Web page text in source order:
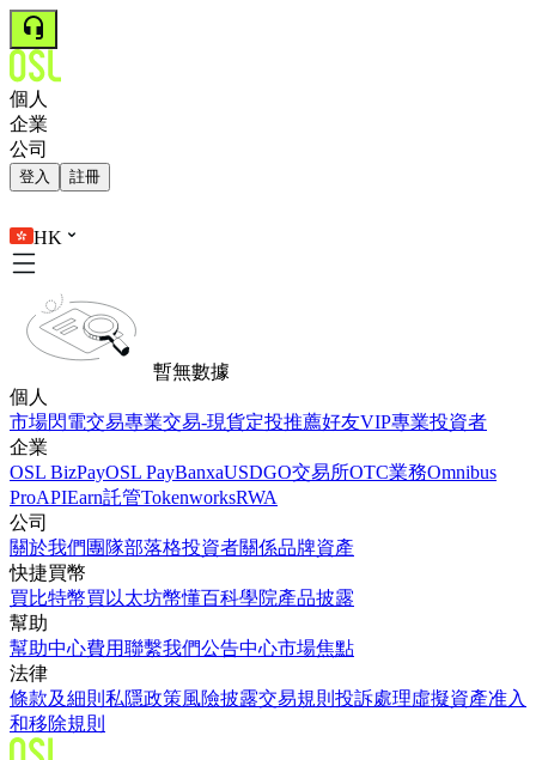
個人
企業
公司
登入 註冊
HK
暫無數據
個人
市場閃電交易專業交易-現貨定投推薦好友VIP專業投資者
企業
OSL BizPayOSL PayBanxaUSDGO交易所OTC業務Omnibus
ProAPIEarn託管TokenworksRWA
公司
關於我們 團隊部落格投資者關係品牌資產
快捷買幣
買比特幣買以太坊幣懂百科學院產品披露
幫助
幫助中心費用聯繫我們公告中心市場焦點
法律
條款及細則 私隱政策風險披露交易規則 投訴處理虛擬資產准入
和移除規則